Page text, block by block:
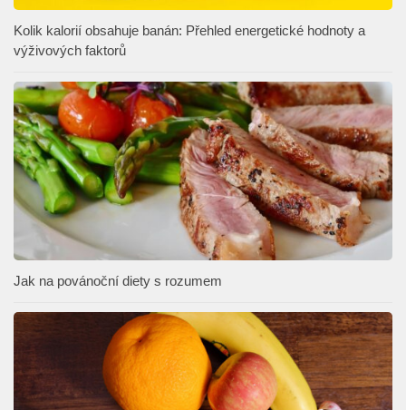
Kolik kalorií obsahuje banán: Přehled energetické hodnoty a
výživových faktorů
Jak na povánoční diety s rozumem